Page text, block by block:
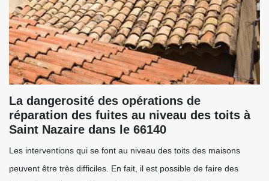
La dangerosité des opérations de
réparation des fuites au niveau des toits à
Saint Nazaire dans le 66140
Les interventions qui se font au niveau des toits des maisons
peuvent être très difficiles. En fait, il est possible de faire des